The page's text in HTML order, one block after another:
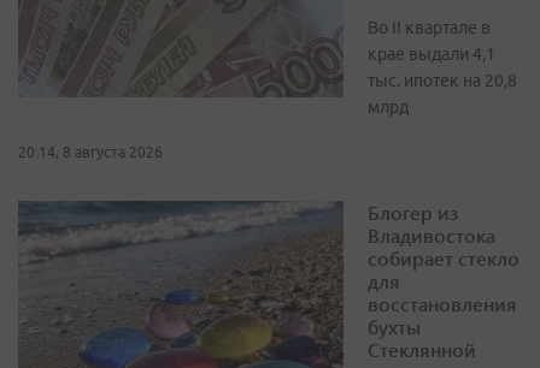
Во II квартале в
крае выдали 4,1
тыс. ипотек на 20,8
млрд
20:14, 8 августа 2026
Блогер из
Владивостока
собирает стекло
для
восстановления
бухты
Стеклянной